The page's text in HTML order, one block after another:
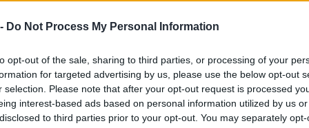
Do Not Process My Personal Information
opt-out of the sale, sharing to third parties, or processing of your
for targeted advertising by us, please use the below opt-out
selection. Please note that after your opt-out request is processed
interest-based ads based on personal information utilized by us
to third parties prior to your opt-out. You may separately
ricco e avvincente, mentre i quartieri
ad ogni passo. Immagina di passeggiare
del tramonto, o di perderti nelle strade
una città da esplorare a piedi, pronta a